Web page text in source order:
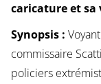
caricature et sa
Synopsis :
commissaire
policiers